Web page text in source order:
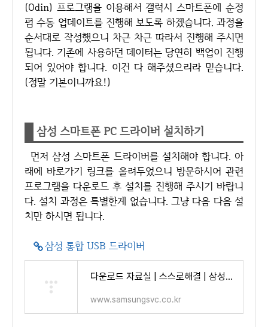
(Odin) 프로그램을 이용해서 갤럭시 스마트폰에 순정
펌 수동 업데이트를 진행해 보도록 하겠습니다. 과정을
순서대로 작성했으니 차근 차근 따라서 진행해 주시면
됩니다. 기존에 사용하던 데이터는 당연히 백업이 진행
되어 있어야 합니다. 이건 다 해주셨으리라 믿습니다.
(정말 기본이니까요!)
삼성 스마트폰 PC 드라이버 설치하기
먼저 삼성 스마트폰 드라이버를 설치해야 합니다. 아
래에 바로가기 링크를 올려두었으니 방문하시어 관련
프로그램을 다운로드 후 설치를 진행해 주시기 바랍니
다. 설치 과정은 특별한게 없습니다. 그냥 다음 다음 설
치만 하시면 됩니다.
삼성 통합 USB 드라이버
다운로드 자료실 | 스스로해결 | 삼성전자서비스
www.samsungsvc.co.kr